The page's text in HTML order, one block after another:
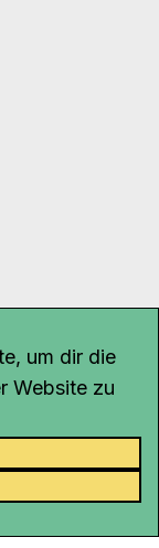
um dir die
Website zu